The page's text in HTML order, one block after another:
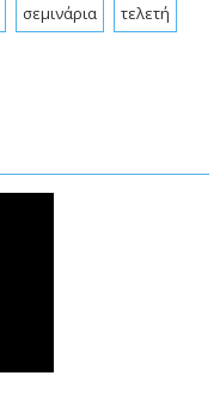
σεμινάρια τελετή